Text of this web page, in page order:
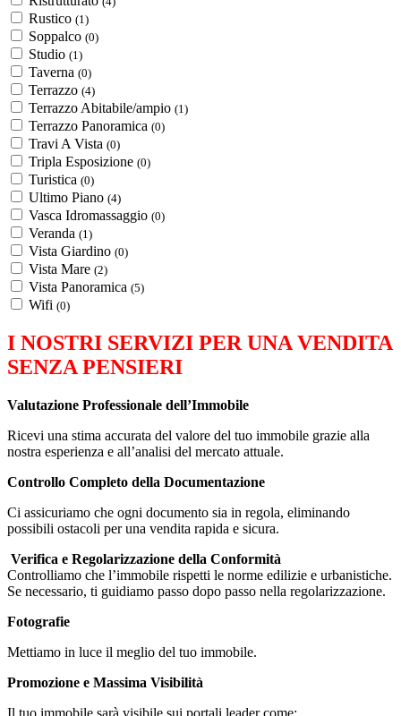
Rustico (1)
Soppalco (0)
Studio (1)
Taverna (0)
Terrazzo (4)
Terrazzo Abitabile/ampio (1)
Terrazzo Panoramica (0)
Travi A Vista (0)
Tripla Esposizione (0)
Turistica (0)
Ultimo Piano (4)
Vasca Idromassaggio (0)
Veranda (1)
Vista Giardino (0)
Vista Mare (2)
Vista Panoramica (5)
Wifi (0)
I NOSTRI SERVIZI PER UNA VENDITA
SENZA PENSIERI
Valutazione Professionale dell’Immobile
Ricevi una stima accurata del valore del tuo immobile grazie alla
nostra esperienza e all’analisi del mercato attuale.
Controllo Completo della Documentazione
Ci assicuriamo che ogni documento sia in regola, eliminando
possibili ostacoli per una vendita rapida e sicura.
️️ Verifica e Regolarizzazione della Conformità
Controlliamo che l’immobile rispetti le norme edilizie e urbanistiche.
Se necessario, ti guidiamo passo dopo passo nella regolarizzazione.
Fotografie
Mettiamo in luce il meglio del tuo immobile.
Promozione e Massima Visibilità
Il tuo immobile sarà visibile sui portali leader come: